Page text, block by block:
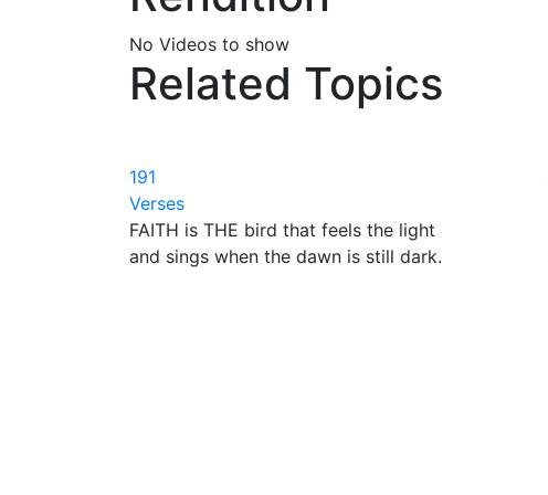
No Videos to show
Related Topics
191
Verses
FAITH is THE bird that feels the light
and sings when the dawn is still dark.